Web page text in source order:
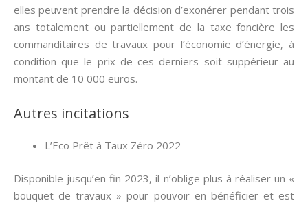
elles peuvent prendre la décision d’exonérer pendant trois
ans totalement ou partiellement de la taxe foncière les
commanditaires de travaux pour l’économie d’énergie, à
condition que le prix de ces derniers soit suppérieur au
montant de 10 000 euros.
Autres incitations
L’Eco Prêt à Taux Zéro 2022
Disponible jusqu’en fin 2023, il n’oblige plus à réaliser un «
bouquet de travaux » pour pouvoir en bénéficier et est